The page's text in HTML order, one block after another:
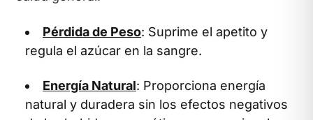
Pérdida de Peso: Suprime el apetito y
regula el azúcar en la sangre.
Energía Natural: Proporciona energía
natural y duradera sin los efectos negativos